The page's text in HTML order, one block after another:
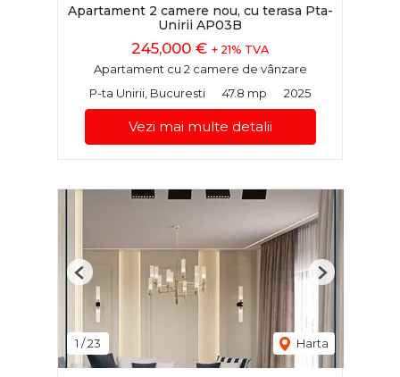
Apartament 2 camere nou, cu terasa Pta-
Unirii AP03B
245,000 € + 21% TVA
Apartament cu 2 camere de vânzare
P-ta Unirii, Bucuresti
47.8 mp 2025
Vezi mai multe detalii
1 /23 Harta
Previous Next